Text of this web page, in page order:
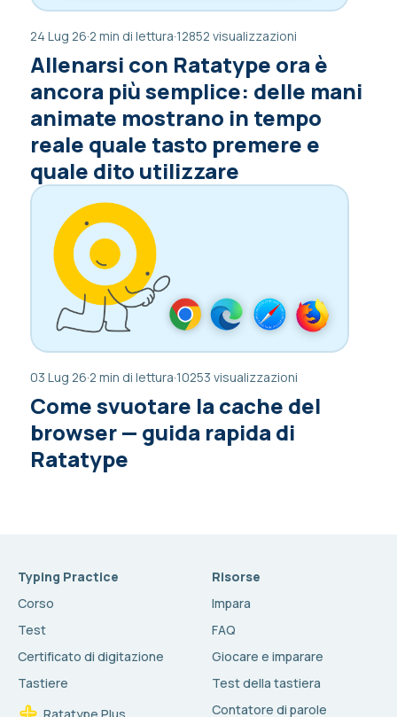
24 Lug 26·2 min di lettura·12852 visualizzazioni
Allenarsi con Ratatype ora è
ancora più semplice: delle mani
animate mostrano in tempo
reale quale tasto premere e
quale dito utilizzare
03 Lug 26·2 min di lettura·10253 visualizzazioni
Come svuotare la cache del
browser — guida rapida di
Ratatype
Typing Practice
Corso
Test
Certificato di digitazione
Tastiere
Ratatype Plus
Risorse
Impara
FAQ
Giocare e imparare
Test della tastiera
Contatore di parole